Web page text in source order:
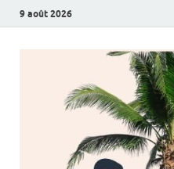
9 août 2026